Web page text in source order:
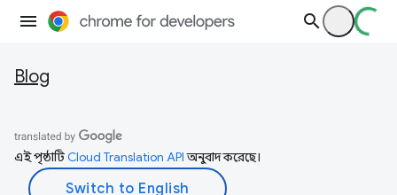
Blog
এই পৃষ্ঠাটিCloud Translation APIঅনুবাদ করেছে।